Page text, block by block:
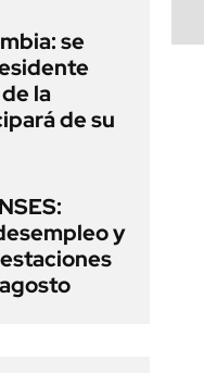
se
la
de su
y